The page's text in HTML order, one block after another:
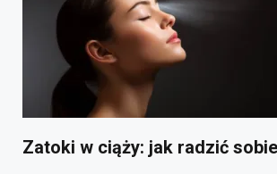
Zatoki w ciąży: jak radzić